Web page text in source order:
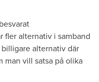
fler alternativ i samband
alternativ där
man vill satsa på olika